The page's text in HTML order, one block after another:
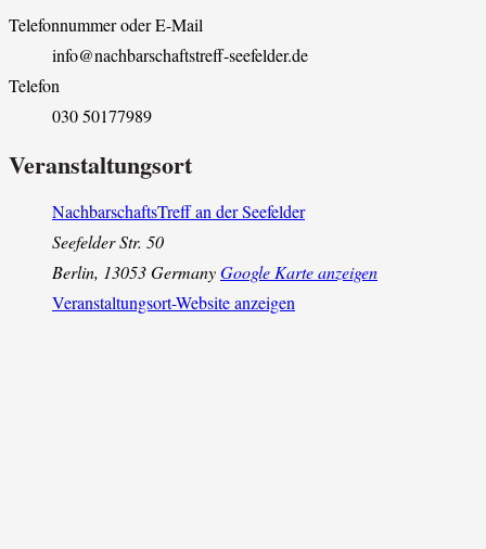
Telefonnummer oder E-Mail
info@nachbarschaftstreff-seefelder.de
Telefon
030 50177989
Veranstaltungsort
NachbarschaftsTreff an der Seefelder
Seefelder Str. 50
Berlin, 13053GermanyGoogle Karte anzeigen
Veranstaltungsort-Website anzeigen